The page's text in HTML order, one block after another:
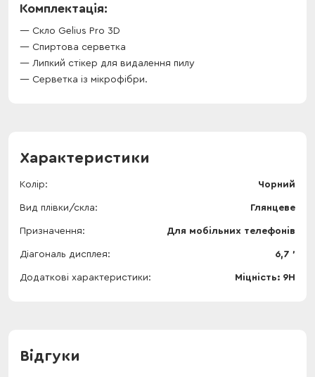
Комплектація:
Скло Gelius Pro 3D
Спиртова серветка
Липкий стікер для видалення пилу
Серветка із мікрофібри.
Характеристики
Колір Чорний
Вид плівки/скла Глянцеве
Призначення Для мобільних телефонів
Діагональ дисплея 6,7 '
Додаткові характеристики Міцність: 9Н
Відгуки